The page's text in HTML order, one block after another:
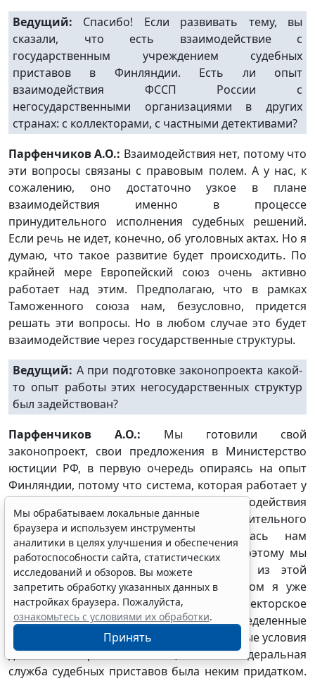
Ведущий: Спасибо! Если развивать тему, вы
сказали, что есть взаимодействие с
государственным учреждением судебных
приставов в Финляндии. Есть ли опыт
взаимодействия ФССП России с
негосударственными организациями в других
странах: с коллекторами, с частными детективами?
Парфенчиков А.О.: Взаимодействия нет, потому что
эти вопросы связаны с правовым полем. А у нас, к
сожалению, оно достаточно узкое в плане
взаимодействия именно в процессе
принудительного исполнения судебных решений.
Если речь не идет, конечно, об уголовных актах. Но я
думаю, что такое развитие будет происходить. По
крайней мере Европейский союз очень активно
работает над этим. Предполагаю, что в рамках
Таможенного союза нам, безусловно, придется
решать эти вопросы. Но в любом случае это будет
взаимодействие через государственные структуры.
Ведущий: А при подготовке законопроекта какой-
то опыт работы этих негосударственных структур
был задействован?
Парфенчиков А.О.: Мы готовили свой
законопроект, свои предложения в Министерство
юстиции РФ, в первую очередь опираясь на опыт
Финляндии, потому что система, которая работает у
них, в том числе в части взаимодействия
государственной службы принудительного
исполнения и коллекторов, показалась нам
наиболее эффективной и прозрачной. Поэтому мы
действительно взяли некоторые идеи из этой
системы, в том числе фильтр, о котором я уже
упоминал, так как надо понимать, что коллекторское
агентство – это бизнес, который несет определенные
риски. Мы не должны создавать парниковые условия
для коллекторских агентств, чтобы Федеральная
служба судебных приставов была неким придатком.
Мы обрабатываем локальные данные
браузера и используем инструменты
аналитики в целях улучшения и обеспечения
работоспособности сайта, статистических
исследований и обзоров. Вы можете
запретить обработку указанных данных в
настройках браузера. Пожалуйста,
ознакомьтесь с условиями их обработки.
Принять